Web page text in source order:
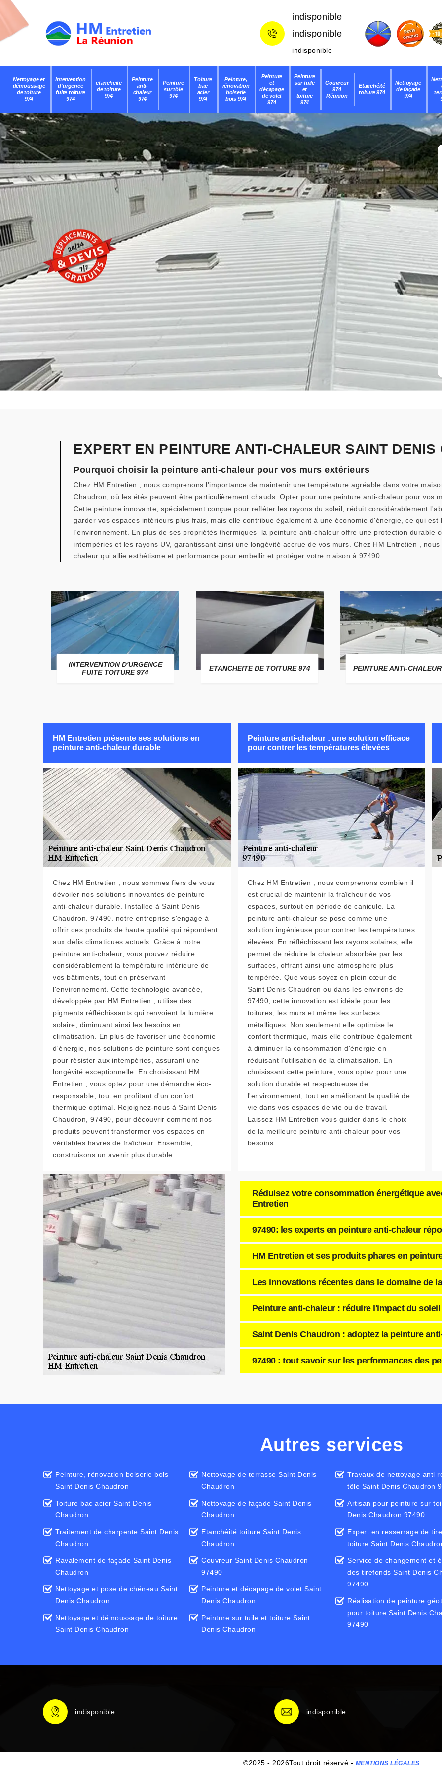
indisponible
indisponible
indisponible
Nettoyage et
démoussage
de toiture
974
Intervention
d'urgence
fuite toiture
974
etancheite
de toiture
974
Peinture
anti-
chaleur
974
Peinture
sur tôle
974
Toiture
bac
acier
974
Peinture,
rénovation
boiserie
bois 974
Peinture
et
décapage
de volet
974
Peinture
sur tuile
et
toiture
974
Couvreur
974
Réunion
Etanchéité
toiture 974
Nettoyage
de façade
974
EXPERT EN PEINTURE ANTI-CHALEUR SAINT DENIS
Pourquoi choisir la peinture anti-chaleur pour vos murs extérieurs
Chez HM Entretien , nous comprenons l'importance de maintenir une température agréable dans votre
Chaudron, où les étés peuvent être particulièrement chauds. Opter pour une peinture anti-chaleur pour vos
Cette peinture innovante, spécialement conçue pour refléter les rayons du soleil, réduit considérablement
garder vos espaces intérieurs plus frais, mais elle contribue également à une économie d'énergie, ce qui
l'environnement. En plus de ses propriétés thermiques, la peinture anti-chaleur offre une protection durable
intempéries et les rayons UV, garantissant ainsi une longévité accrue de vos murs. Chez HM Entretien ,
chaleur qui allie esthétisme et performance pour embellir et protéger votre maison à 97490.
INTERVENTION D'URGENCE
FUITE TOITURE 974
ETANCHEITE DE TOITURE 974 PEINTURE ANTI-
HM Entretien présente ses solutions en
peinture anti-chaleur durable
Chez HM Entretien , nous sommes fiers de vous
dévoiler nos solutions innovantes de peinture
anti-chaleur durable. Installée à Saint Denis
Chaudron, 97490, notre entreprise s'engage à
offrir des produits de haute qualité qui répondent
aux défis climatiques actuels. Grâce à notre
peinture anti-chaleur, vous pouvez réduire
considérablement la température intérieure de
vos bâtiments, tout en préservant
l'environnement. Cette technologie avancée,
développée par HM Entretien , utilise des
pigments réfléchissants qui renvoient la lumière
solaire, diminuant ainsi les besoins en
climatisation. En plus de favoriser une économie
d'énergie, nos solutions de peinture sont conçues
pour résister aux intempéries, assurant une
longévité exceptionnelle. En choisissant HM
Entretien , vous optez pour une démarche éco-
responsable, tout en profitant d'un confort
thermique optimal. Rejoignez-nous à Saint Denis
Chaudron, 97490, pour découvrir comment nos
produits peuvent transformer vos espaces en
véritables havres de fraîcheur. Ensemble,
construisons un avenir plus durable.
Peinture anti-chaleur : une solution efficace
pour contrer les températures élevées
Chez HM Entretien , nous comprenons combien il
est crucial de maintenir la fraîcheur de vos
espaces, surtout en période de canicule. La
peinture anti-chaleur se pose comme une
solution ingénieuse pour contrer les températures
élevées. En réfléchissant les rayons solaires, elle
permet de réduire la chaleur absorbée par les
surfaces, offrant ainsi une atmosphère plus
tempérée. Que vous soyez en plein cœur de
Saint Denis Chaudron ou dans les environs de
97490, cette innovation est idéale pour les
toitures, les murs et même les surfaces
métalliques. Non seulement elle optimise le
confort thermique, mais elle contribue également
à diminuer la consommation d'énergie en
réduisant l'utilisation de la climatisation. En
choisissant cette peinture, vous optez pour une
solution durable et respectueuse de
l'environnement, tout en améliorant la qualité de
vie dans vos espaces de vie ou de travail.
Laissez HM Entretien vous guider dans le choix
de la meilleure peinture anti-chaleur pour vos
besoins.
Réduisez votre consommation énergétique
Entretien
97490: les experts en peinture anti-chaleur
HM Entretien et ses produits phares en
Les innovations récentes dans le domaine de
Peinture anti-chaleur : réduire l'impact du
Saint Denis Chaudron : adoptez la peinture
97490 : tout savoir sur les performances des
Autres services
Peinture, rénovation boiserie bois
Saint Denis Chaudron
Toiture bac acier Saint Denis
Chaudron
Traitement de charpente Saint Denis
Chaudron
Ravalement de façade Saint Denis
Chaudron
Nettoyage et pose de chéneau Saint
Denis Chaudron
Nettoyage et démoussage de toiture
Saint Denis Chaudron
Nettoyage de terrasse Saint Denis
Chaudron
Nettoyage de façade Saint Denis
Chaudron
Etanchéité toiture Saint Denis
Chaudron
Couvreur Saint Denis Chaudron
97490
Peinture et décapage de volet Saint
Denis Chaudron
Peinture sur tuile et toiture Saint
Denis Chaudron
Travaux de nettoyage anti
tôle Saint Denis Chaudron
Artisan pour peinture sur
Denis Chaudron 97490
Expert en resserrage de
toiture Saint Denis
Service de changement et
des tirefonds Saint Denis
97490
Réalisation de peinture
pour toiture Saint Denis
97490
indisponible indisponible
©2025 - 2026Tout droit réservé - MENTIONS LÉGALES